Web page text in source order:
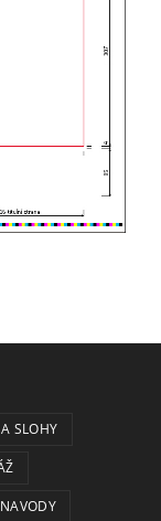
SLOHY
NAVODY